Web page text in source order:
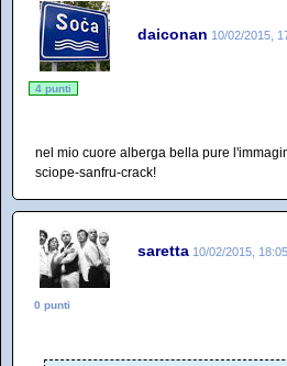
daiconan 10/02/2015,
4 punti
nel mio cuore alberga bella pure
sciope-sanfru-crack!
saretta 10/02/2015, 18:05
0 punti